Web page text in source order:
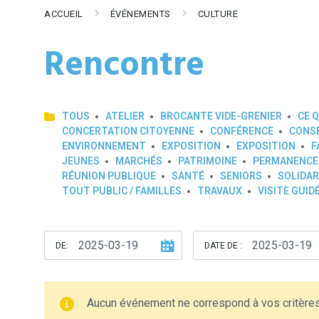
ACCUEIL ÉVÉNEMENTS CULTURE
Rencontre
TOUS ATELIER BROCANTE VIDE-GRENIER CE
CONCERTATION CITOYENNE
CONFÉRENCE
ENVIRONNEMENT
EXPOSITION EXPOSITION
JEUNES
MARCHÉS PATRIMOINE
RÉUNION PUBLIQUE
SANTÉ SENIORS
TOUT PUBLIC / FAMILLES
TRAVAUX VISITE
DE: DATE DE :
Aucun événement ne correspond à vos